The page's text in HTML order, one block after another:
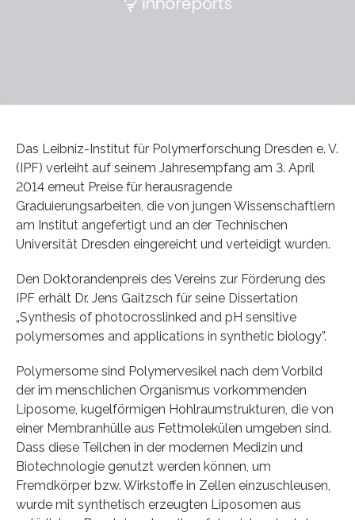
Das Leibniz-Institut für Polymerforschung Dresden e. V.
(IPF) verleiht auf seinem Jahresempfang am 3. April
2014 erneut Preise für herausragende
Graduierungsarbeiten, die von jungen Wissenschaftlern
am Institut angefertigt und an der Technischen
Universität Dresden eingereicht und verteidigt wurden.
Den Doktorandenpreis des Vereins zur Förderung des
IPF erhält Dr. Jens Gaitzsch für seine Dissertation
„Synthesis of photocrosslinked and pH sensitive
polymersomes and applications in synthetic biology”.
Polymersome sind Polymervesikel nach dem Vorbild
der im menschlichen Organismus vorkommenden
Liposome, kugelförmigen Hohlraumstrukturen, die von
einer Membranhülle aus Fettmolekülen umgeben sind.
Dass diese Teilchen in der modernen Medizin und
Biotechnologie genutzt werden können, um
Fremdkörper bzw. Wirkstoffe in Zellen einzuschleusen,
wurde mit synthetisch erzeugten Liposomen aus